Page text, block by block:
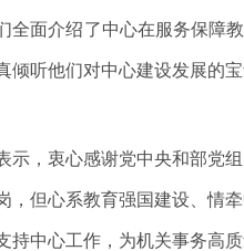
全面介绍了中心在服务保障
倾听他们对中心建设发展的
示，衷心感谢党中央和部党
，但心系教育强国建设、情
持中心工作，为机关事务高